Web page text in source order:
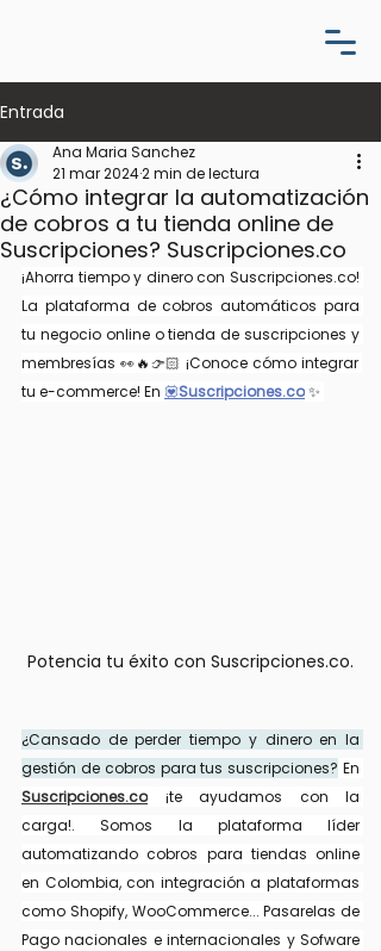
Entrada
¿Cómo integrar la automatización
de cobros a tu tienda online de
Suscripciones? Suscripciones.co
Ana Maria Sanchez
21 mar 20242 min de lectura
¡Ahorra tiempo y dinero con Suscripciones.co!
La plataforma de cobros automáticos para
tu negocio online o tienda de suscripciones y
membresías 👀🔥👉🏻 ¡Conoce cómo integrar
tu e-commerce! En 💟Suscripciones.co✨
Potencia tu éxito con Suscripciones.co.
¿Cansado de perder tiempo y dinero en la
gestión de cobros para tus suscripciones?
Suscripciones.co ¡te ayudamos con la
carga!. Somos la plataforma líder
automatizando cobros para tiendas online
en Colombia, con integración a plataformas
como Shopify, WooCommerce... Pasarelas de
Pago nacionales e internacionales y Sofware